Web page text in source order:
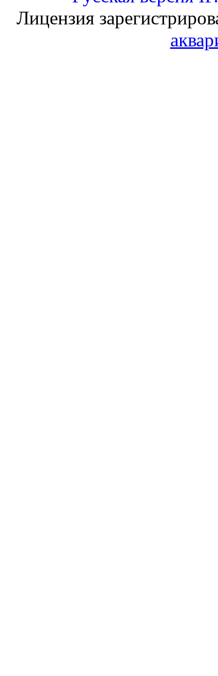
Лицензия